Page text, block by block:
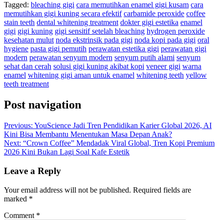
Tagged: bleaching gigi cara memutihkan enamel gigi kusam cara
memutihkan gigi kuning secara efektif carbamide peroxide coffee
stain teeth dental whitening treatment dokter gigi estetika enamel
gigi gigi kuning gigi sensitif setelah bleaching hydrogen peroxide
kesehatan mulut noda ekstrinsik pada gigi noda kopi pada gigi oral
hygiene pasta gigi pemutih perawatan estetika gigi perawatan gigi
modern perawatan senyum modern senyum putih alami senyum
sehat dan cerah solusi gigi kuning akibat kopi veneer gigi warna
enamel whitening gigi aman untuk enamel whitening teeth yellow
teeth treatment
Post navigation
Previous: YouScience Jadi Tren Pendidikan Karier Global 2026, AI
Kini Bisa Membantu Menentukan Masa Depan Anak?
Next: “Crown Coffee” Mendadak Viral Global, Tren Kopi Premium
2026 Kini Bukan Lagi Soal Kafe Estetik
Leave a Reply
Your email address will not be published. Required fields are
marked *
Comment *